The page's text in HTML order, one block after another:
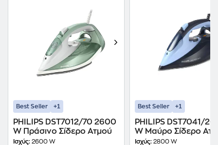
Best Seller +1
PHILIPS DST7012/70 2600
W Πράσινο Σίδερο Ατμού
Ισχύς: 2600 W
Best Seller +1
PHILIPS DST7041/
W Μαύρο Σίδερο
Ισχύς: 2800 W